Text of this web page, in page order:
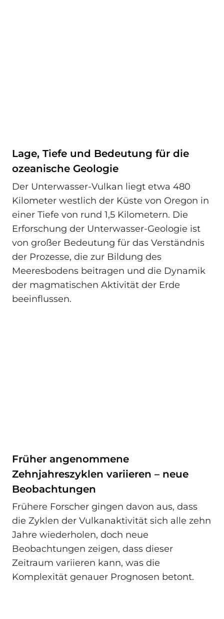
Lage, Tiefe und Bedeutung für die
ozeanische Geologie
Der Unterwasser-Vulkan liegt etwa 480
Kilometer westlich der Küste von Oregon in
einer Tiefe von rund 1,5 Kilometern. Die
Erforschung der Unterwasser-Geologie ist
von großer Bedeutung für das Verständnis
der Prozesse, die zur Bildung des
Meeresbodens beitragen und die Dynamik
der magmatischen Aktivität der Erde
beeinflussen.
Früher angenommene
Zehnjahreszyklen variieren – neue
Beobachtungen
Frühere Forscher gingen davon aus, dass
die Zyklen der Vulkanaktivität sich alle zehn
Jahre wiederholen, doch neue
Beobachtungen zeigen, dass dieser
Zeitraum variieren kann, was die
Komplexität genauer Prognosen betont.